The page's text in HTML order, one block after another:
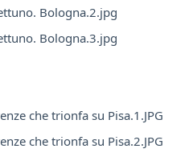
Bologna.2.jpg
Bologna.3.jpg
che trionfa su Pisa.1.JPG
che trionfa su Pisa.2.JPG